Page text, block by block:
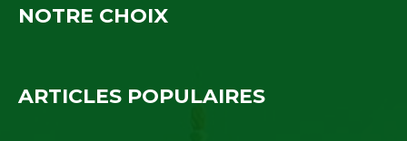
NOTRE CHOIX
ARTICLES POPULAIRES